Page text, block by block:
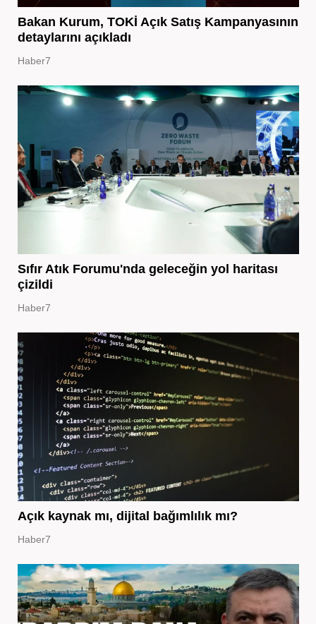
Bakan Kurum, TOKİ Açık Satış Kampanyasının
detaylarını açıkladı
Haber7
Sıfır Atık Forumu'nda geleceğin yol haritası
çizildi
Haber7
Açık kaynak mı, dijital bağımlılık mı?
Haber7